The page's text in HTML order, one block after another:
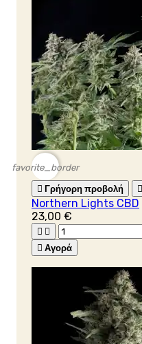
favorite_border
 Γρήγορη προβολή 
Northern Lights CBD
23,00 €
 
 Αγορά